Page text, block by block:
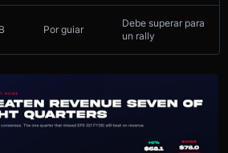
Por guiar
Debe superar para
un rally